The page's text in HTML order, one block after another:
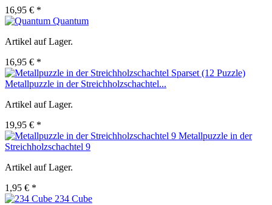
16,95 € *
Quantum
Artikel auf Lager.
16,95 € *
Metallpuzzle in der Streichholzschachtel...
Artikel auf Lager.
19,95 € *
Metallpuzzle in der
Streichholzschachtel 9
Artikel auf Lager.
1,95 € *
234 Cube